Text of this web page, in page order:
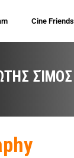
Cine Friends
ΣΊΜΟΣ